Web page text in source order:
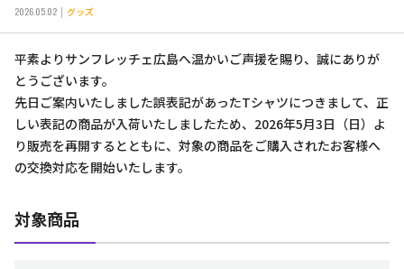
2026.05.02 グッズ
平素よりサンフレッチェ広島へ温かいご声援を賜り、誠にありが
とうございます。
先日ご案内いたしました誤表記があったTシャツにつきまして、正
しい表記の商品が入荷いたしましたため、2026年5月3日（日）よ
り販売を再開するとともに、対象の商品をご購入されたお客様へ
の交換対応を開始いたします。
対象商品